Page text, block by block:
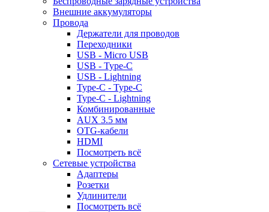
Внешние аккумуляторы
Провода
Держатели для проводов
Переходники
USB - Micro USB
USB - Type-C
USB - Lightning
Type-C - Type-C
Type-C - Lightning
Комбинированные
AUX 3.5 мм
OTG-кабели
HDMI
Посмотреть всё
Сетевые устройства
Адаптеры
Розетки
Удлинители
Посмотреть всё